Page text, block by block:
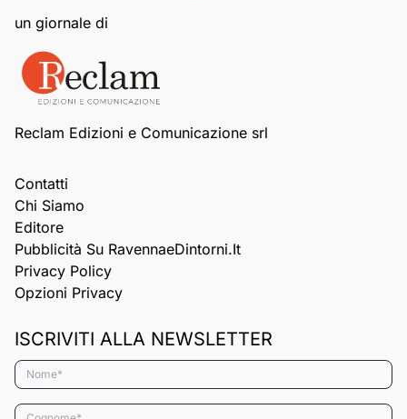
un giornale di
Reclam Edizioni e Comunicazione srl
Contatti
Chi Siamo
Editore
Pubblicità Su RavennaeDintorni.it
Privacy Policy
Opzioni Privacy
ISCRIVITI ALLA NEWSLETTER
Nome*
Cognome*